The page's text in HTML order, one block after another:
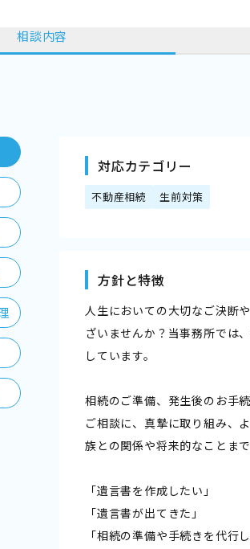
相談内容
対応カテゴリー
不動産相続 生前対策
方針と特徴
人生においての大切なご決断
ざいませんか？当事務所では
しています。
相続のご準備、発生後のお手
ご相談に、真摯に取り組み、
族との関係や将来的なことま
「遺言書を作成したい」
「遺言書が出てきた」
「相続の準備や手続きを代行